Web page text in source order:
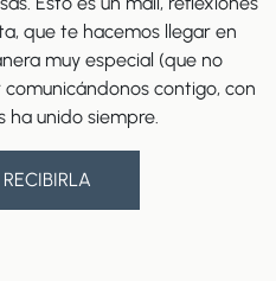
que te hacemos llegar en
muy especial (que no
contigo, con
ha unido siempre.